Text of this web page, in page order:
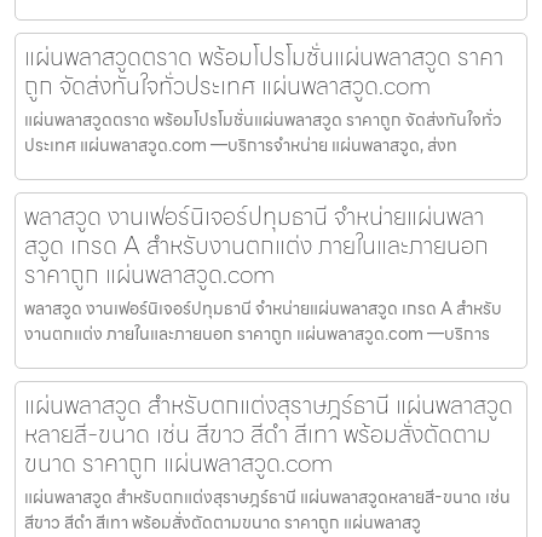
แผ่นพลาสวูดตราด พร้อมโปรโมชั่นแผ่นพลาสวูด ราคา
ถูก จัดส่งทันใจทั่วประเทศ แผ่นพลาสวูด.com
แผ่นพลาสวูดตราด พร้อมโปรโมชั่นแผ่นพลาสวูด ราคาถูก จัดส่งทันใจทั่ว
ประเทศ แผ่นพลาสวูด.com —บริการจำหน่าย แผ่นพลาสวูด, ส่งท
พลาสวูด งานเฟอร์นิเจอร์ปทุมธานี จำหน่ายแผ่นพลา
สวูด เกรด A สำหรับงานตกแต่ง ภายในและภายนอก
ราคาถูก แผ่นพลาสวูด.com
พลาสวูด งานเฟอร์นิเจอร์ปทุมธานี จำหน่ายแผ่นพลาสวูด เกรด A สำหรับ
งานตกแต่ง ภายในและภายนอก ราคาถูก แผ่นพลาสวูด.com —บริการ
แผ่นพลาสวูด สำหรับตกแต่งสุราษฎร์ธานี แผ่นพลาสวูด
หลายสี-ขนาด เช่น สีขาว สีดำ สีเทา พร้อมสั่งตัดตาม
ขนาด ราคาถูก แผ่นพลาสวูด.com
แผ่นพลาสวูด สำหรับตกแต่งสุราษฎร์ธานี แผ่นพลาสวูดหลายสี-ขนาด เช่น
สีขาว สีดำ สีเทา พร้อมสั่งตัดตามขนาด ราคาถูก แผ่นพลาสวู